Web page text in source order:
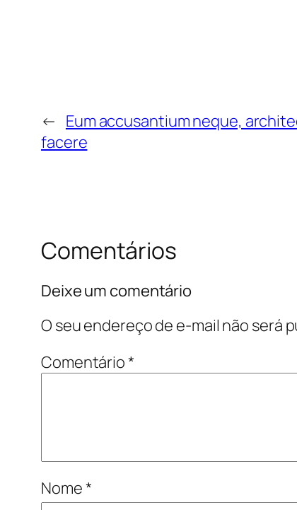
← Eum accusantium neque,
facere
Comentários
Deixe um comentário
O seu endereço de e-mail não será
Comentário*
Nome*